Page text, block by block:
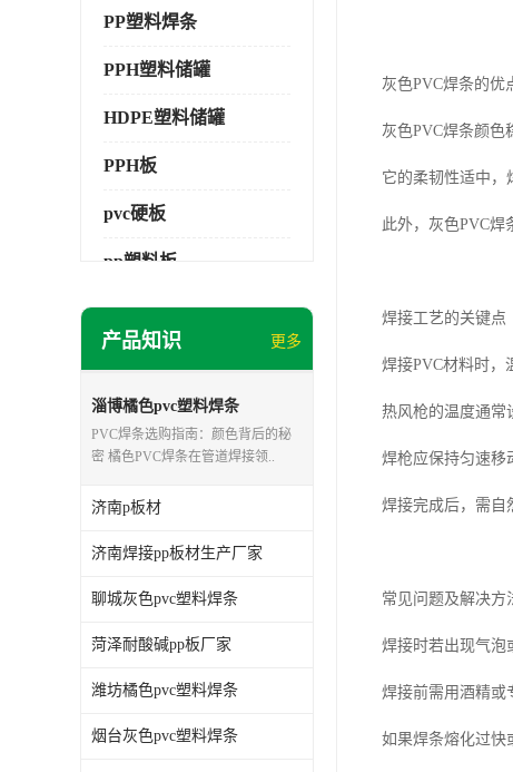
PP塑料焊条
PPH塑料储罐
HDPE塑料储罐
PPH板
pvc硬板
pp塑料板
pvc萃取板
产品知识 更多
淄博橘色pvc塑料焊条
PVC焊条选购指南：颜色背后的秘
密 橘色PVC焊条在管道焊接领..
济南p板材
济南焊接pp板材生产厂家
聊城灰色pvc塑料焊条
菏泽耐酸碱pp板厂家
潍坊橘色pvc塑料焊条
烟台灰色pvc塑料焊条
灰色PVC焊条的优
灰色PVC焊条颜色
它的柔韧性适中，
此外，灰色PVC焊
焊接工艺的关键点
焊接PVC材料时，
热风枪的温度通
焊枪应保持匀速移
焊接完成后，需自
常见问题及解决方
焊接时若出现气泡
焊接前需用酒精或
如果焊条熔化过快